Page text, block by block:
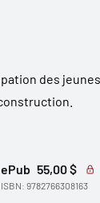
des jeunes
ePub 55,00 $
ISBN: 9782766308163